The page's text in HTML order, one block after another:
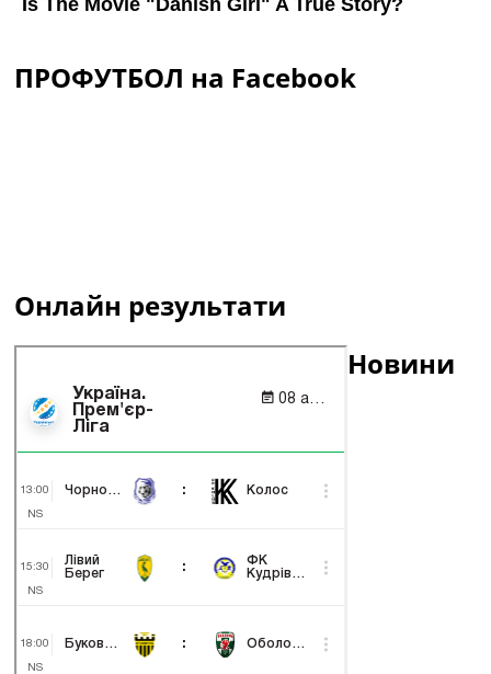
ПРОФУТБОЛ на Facebook
Онлайн результати
Новини